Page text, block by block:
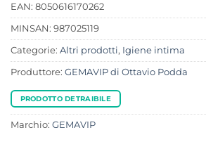
EAN: 8050616170262
MINSAN: 987025119
Categorie: Altri prodotti, Igiene intima
Produttore: GEMAVIP di Ottavio Podda
PRODOTTO DETRAIBILE
Marchio: GEMAVIP